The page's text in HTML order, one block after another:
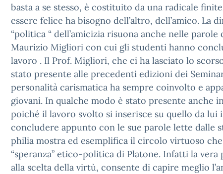
basta a se stesso, è costituito da una radicale
essere felice ha bisogno dell’altro, dell’amico. La
“politica “ dell’amicizia risuona anche nelle parole
Maurizio Migliori con cui gli studenti hanno
lavoro . Il Prof. Migliori, che ci ha lasciato lo
stato presente alle precedenti edizioni dei
personalità carismatica ha sempre coinvolto e
giovani. In qualche modo è stato presente anche
poiché il lavoro svolto si inserisce su quello da lui
concludere appunto con le sue parole lette dalle
philia mostra ed esemplifica il circolo virtuoso che
“speranza” etico-politica di Platone. Infatti la vera
alla scelta della virtù, consente di capire meglio